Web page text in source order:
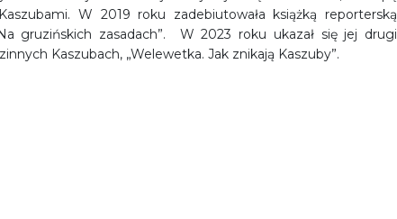
W 2019 roku zadebiutowała książką reporterską
gruzińskich zasadach”. W 2023 roku ukazał się jej drugi
Kaszubach, „Welewetka. Jak znikają Kaszuby”.